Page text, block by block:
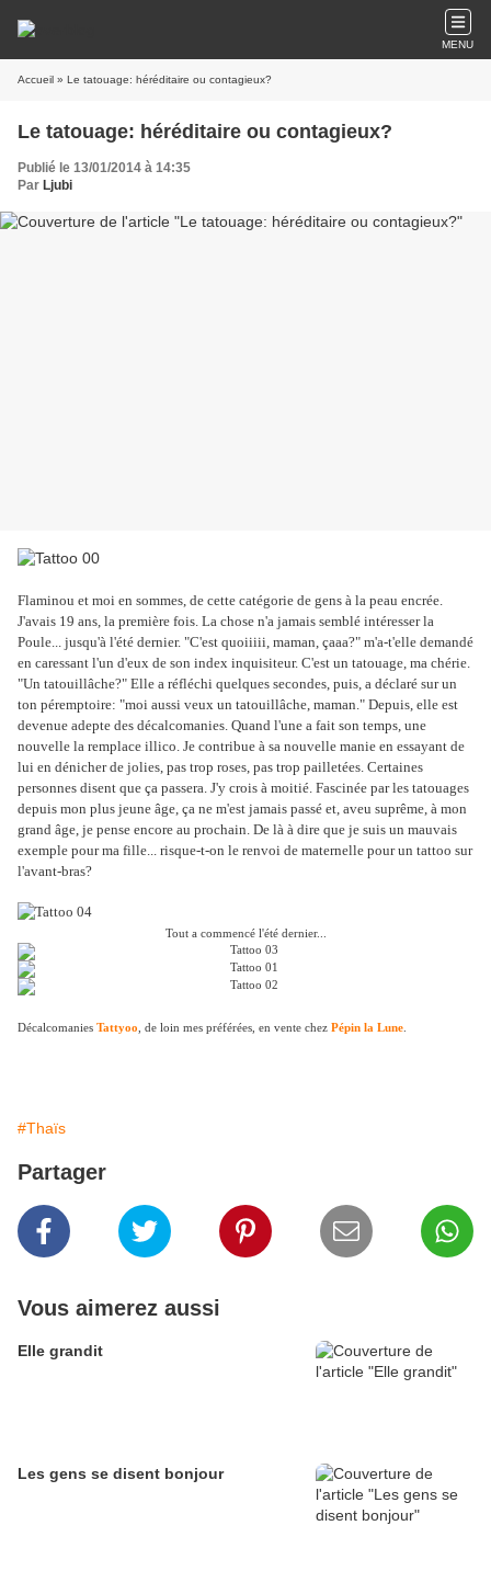
MENU
Accueil » Le tatouage: héréditaire ou contagieux?
Le tatouage: héréditaire ou contagieux?
Publié le 13/01/2014 à 14:35
Par Ljubi
Flaminou et moi en sommes, de cette catégorie de gens à la peau encrée.
J'avais 19 ans, la première fois. La chose n'a jamais semblé intéresser la
Poule... jusqu'à l'été dernier. "C'est quoiiiii, maman, çaaa?" m'a-t'elle demandé
en caressant l'un d'eux de son index inquisiteur. C'est un tatouage, ma chérie.
"Un tatouillâche?" Elle a réfléchi quelques secondes, puis, a déclaré sur un
ton péremptoire: "moi aussi veux un tatouillâche, maman." Depuis, elle est
devenue adepte des décalcomanies. Quand l'une a fait son temps, une
nouvelle la remplace illico. Je contribue à sa nouvelle manie en essayant de
lui en dénicher de jolies, pas trop roses, pas trop pailletées. Certaines
personnes disent que ça passera. J'y crois à moitié. Fascinée par les tatouages
depuis mon plus jeune âge, ça ne m'est jamais passé et, aveu suprême, à mon
grand âge, je pense encore au prochain. De là à dire que je suis un mauvais
exemple pour ma fille... risque-t-on le renvoi de maternelle pour un tattoo sur
l'avant-bras?
Tout a commencé l'été dernier...
Décalcomanies Tattyoo , de loin mes préférées, en vente chez Pépin la Lune
#Thaïs
Partager
Vous aimerez aussi
Elle grandit
Les gens se disent bonjour